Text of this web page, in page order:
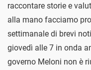
raccontare storie e
alla mano facciamo
settimanale di brevi
giovedì alle 7 in onda
governo Meloni non è